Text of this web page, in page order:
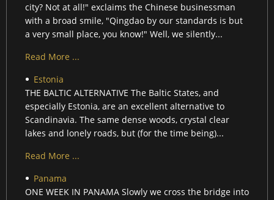
city? Not at all!" exclaims the Chinese businessman
with a broad smile, "Qingdao by our standards is but
a very small place, you know!" Well, we silently...
Read More ...
Estonia
THE BALTIC ALTERNATIVE The Baltic States, and
especially Estonia, are an excellent alternative to
Scandinavia. The same dense woods, crystal clear
lakes and lonely roads, but (for the time being)...
Read More ...
Panama
ONE WEEK IN PANAMA Slowly we cross the bridge into